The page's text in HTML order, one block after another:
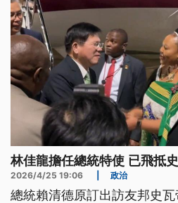
林佳龍擔任總統特使 已飛抵
2026/4/25 19:06 政治
總統賴清德原訂出訪友邦史